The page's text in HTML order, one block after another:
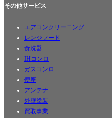
その他サービス
エアコンクリーニング
レンジフード
食洗器
IHコンロ
ガスコンロ
便座
アンテナ
外壁塗装
買取事業